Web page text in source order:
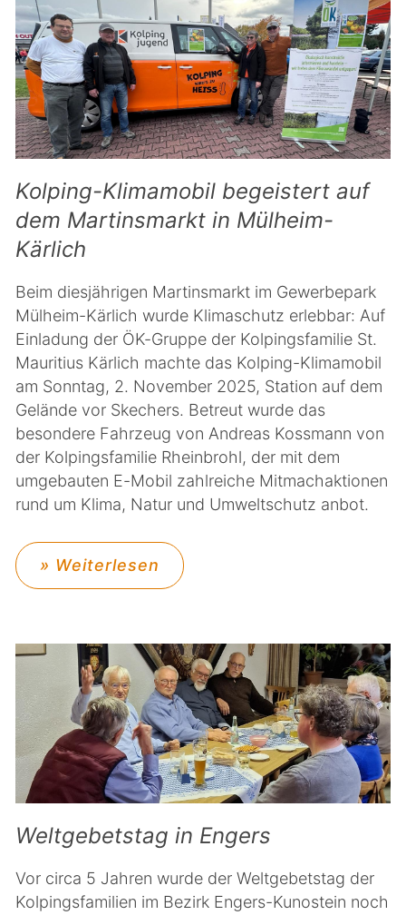
Kolping-Klimamobil begeistert auf
dem Martinsmarkt in Mülheim-
Kärlich
Beim diesjährigen Martinsmarkt im Gewerbepark
Mülheim-Kärlich wurde Klimaschutz erlebbar: Auf
Einladung der ÖK-Gruppe der Kolpingsfamilie St.
Mauritius Kärlich machte das Kolping-Klimamobil
am Sonntag, 2. November 2025, Station auf dem
Gelände vor Skechers. Betreut wurde das
besondere Fahrzeug von Andreas Kossmann von
der Kolpingsfamilie Rheinbrohl, der mit dem
umgebauten E-Mobil zahlreiche Mitmachaktionen
rund um Klima, Natur und Umweltschutz anbot.
» Weiterlesen
Weltgebetstag in Engers
Vor circa 5 Jahren wurde der Weltgebetstag der
Kolpingsfamilien im Bezirk Engers-Kunostein noch